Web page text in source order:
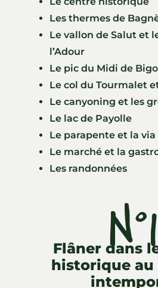
Les thermes de
Le vallon de Salut et
l’Adour
Le pic du Midi de
Le col du Tourmalet
Le canyoning et les
Le lac de Payolle
Le parapente et la
Le marché et la
Les randonnées
N°1
Flâner dans
historique au